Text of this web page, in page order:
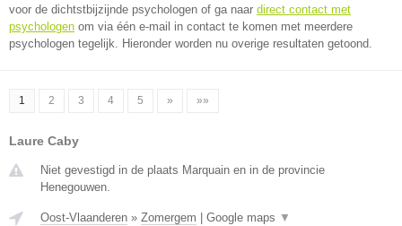
voor de dichtstbijzijnde psychologen of ga naar direct contact met
psychologen om via één e-mail in contact te komen met meerdere
psychologen tegelijk. Hieronder worden nu overige resultaten getoond.
1 2 3 4 5 » »»
Laure Caby
Niet gevestigd in de plaats Marquain en in de provincie
Henegouwen.
Oost-Vlaanderen » Zomergem Google maps ▼